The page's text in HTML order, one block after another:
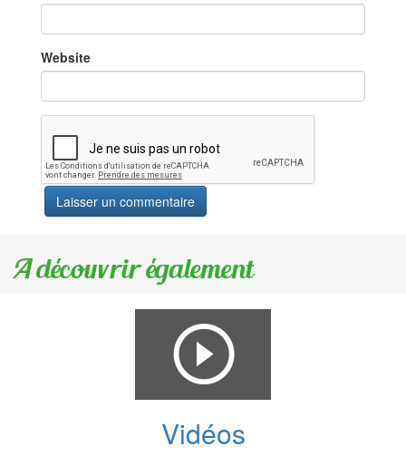
Website
A découvrir également
Vidéos